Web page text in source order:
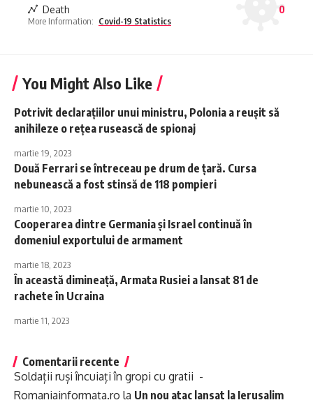
Death
0
More Information: Covid-19 Statistics
You Might Also Like
Potrivit declarațiilor unui ministru, Polonia a reușit să
anihileze o rețea rusească de spionaj
martie 19, 2023
Două Ferrari se întreceau pe drum de țară. Cursa
nebunească a fost stinsă de 118 pompieri
martie 10, 2023
Cooperarea dintre Germania și Israel continuă în
domeniul exportului de armament
martie 18, 2023
În această dimineață, Armata Rusiei a lansat 81 de
rachete în Ucraina
martie 11, 2023
Comentarii recente
Soldații ruși încuiați în gropi cu gratii -
Romaniainformata.ro la Un nou atac lansat la Ierusalim